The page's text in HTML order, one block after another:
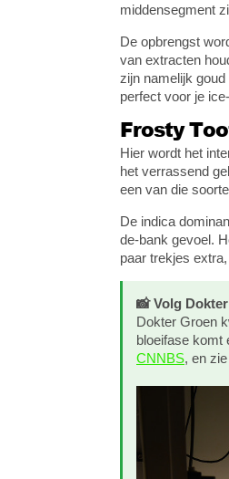
middensegment
De opbrengst
van extracten
zijn namelijk
perfect voor je
Frosty
Hier wordt het
het verrassend
een van die
De indica
de-bank gevoel.
paar trekjes
📸 Volg
Dokter Groen
bloeifase komt
CNNBS, en